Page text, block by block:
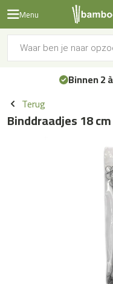
Menu
Producten
zoeken
Binnen 2
Terug
Binddraadjes 18 cm